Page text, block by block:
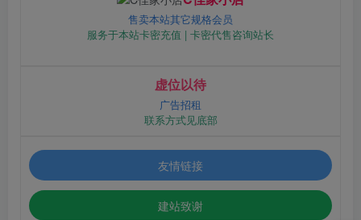
售卖本站其它规格会员
服务于本站卡密充值 | 卡密代售咨询站长
虚位以待
广告招租
联系方式见底部
友情链接
建站致谢